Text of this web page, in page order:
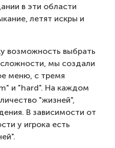
в эти области
летят искры и
возможность выбрать
мы создали
меню, с тремя
и "hard". На каждом
"жизней",
В зависимости от
у игрока есть